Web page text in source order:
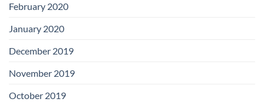
February 2020
January 2020
December 2019
November 2019
October 2019